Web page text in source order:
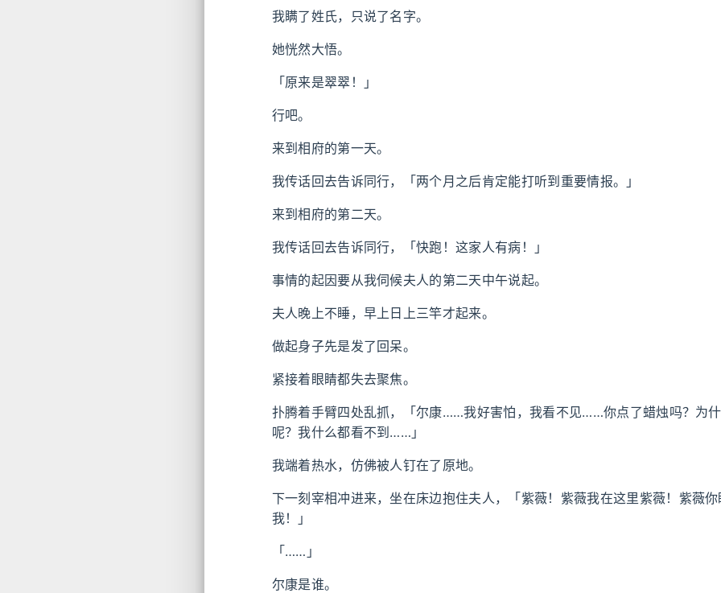
我瞒了姓氏，只说了名字。
她恍然大悟。
「原来是翠翠！」
行吧。
来到相府的第一天。
我传话回去告诉同行，「两个月之后肯定能打听到重要情报。」
来到相府的第二天。
我传话回去告诉同行，「快跑！这家人有病！」
事情的起因要从我伺候夫人的第二天中午说起。
夫人晚上不睡，早上日上三竿才起来。
做起身子先是发了回呆。
紧接着眼睛都失去聚焦。
扑腾着手臂四处乱抓，「尔康……我好害怕，我看不见……你点了蜡烛吗？为
呢？我什么都看不到……」
我端着热水，仿佛被人钉在了原地。
下一刻宰相冲进来，坐在床边抱住夫人，「紫薇！紫薇我在这里紫薇！紫薇
我！」
「……」
尔康是谁。